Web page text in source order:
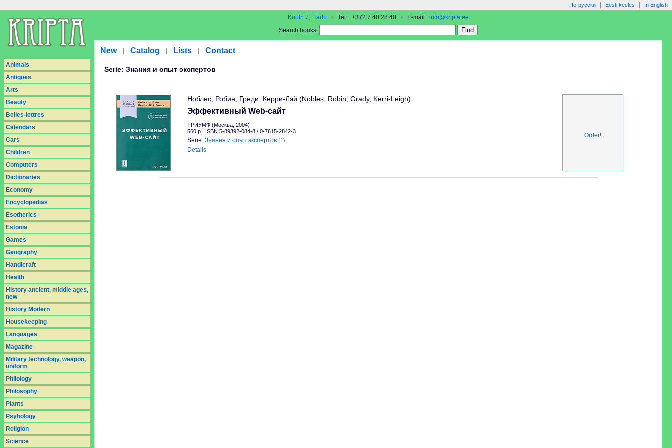
По-русски Eesti keeles In English
Küütri 7, Tartu •Tel.: +372 7 40 28 40 •E-mail: info@kripta.ee
Search books:
New Catalog Lists Contact
Animals
Antiques
Arts
Beauty
Belles-lettres
Calendars
Cars
Children
Computers
Dictionaries
Economy
Encyclopedias
Esotherics
Estonia
Games
Geography
Handicraft
Health
History ancient, middle ages,
new
History Modern
Housekeeping
Languages
Magazine
Military technology, weapon,
uniform
Philology
Philosophy
Plants
Psyhology
Religion
Science
Serie: Знания и опыт экспертов
Ноблес, Робин; Греди, Керри-Лэй (Nobles, Robin; Grady, Kerri-Leigh)
Эффективный Web-сайт
ТРИУМФ (Москва, 2004)
560 p.; ISBN 5-89392-084-8 / 0-7615-2842-3
Serie: Знания и опыт экспертов (1)
Details
Order!